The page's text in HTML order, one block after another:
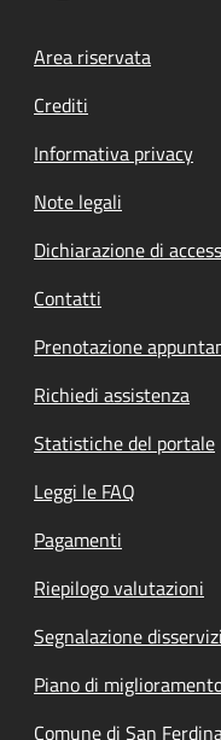
Footer menu
Area riservata
Crediti
Informativa privacy
Note legali
Dichiarazione di
Contatti
Prenotazione
Richiedi assistenza
Statistiche del portale
Leggi le FAQ
Pagamenti
Riepilogo valutazioni
Segnalazione
Piano di
Comune di San